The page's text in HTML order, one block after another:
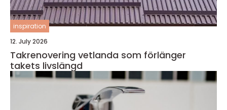
inspiration
12. July 2026
Takrenovering vetlanda som förlänger
takets livslängd